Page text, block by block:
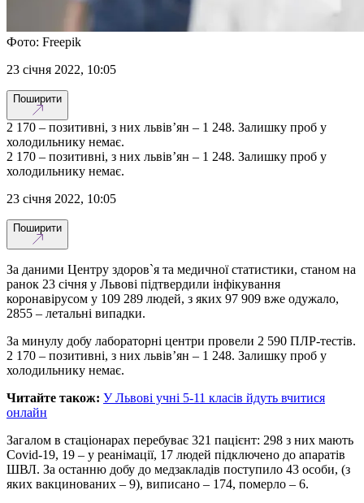
Фото: Freepik
23 січня 2022, 10:05
Поширити
2 170 – позитивні, з них львів’ян – 1 248. Залишку проб у
холодильнику немає.
2 170 – позитивні, з них львів’ян – 1 248. Залишку проб у
холодильнику немає.
23 січня 2022, 10:05
Поширити
За даними Центру здоров`я та медичної статистики, станом на
ранок 23 січня у Львові підтвердили інфікування
коронавірусом у 109 289 людей, з яких 97 909 вже одужало,
2855 – летальні випадки.
За минулу добу лабораторні центри провели 2 590 ПЛР-тестів.
2 170 – позитивні, з них львів’ян – 1 248. Залишку проб у
холодильнику немає.
Читайте також: У Львові учні 5-11 класів йдуть вчитися
онлайн
Загалом в стаціонарах перебуває 321 пацієнт: 298 з них мають
Covid-19, 19 – у реанімації, 17 людей підключено до апаратів
ШВЛ. За останню добу до медзакладів поступило 43 особи, (з
яких вакцинованих – 9), виписано – 174, померло – 6.